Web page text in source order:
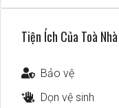
Tiện Ích Của Toà Nhà
Bảo vệ
Dọn vệ sinh